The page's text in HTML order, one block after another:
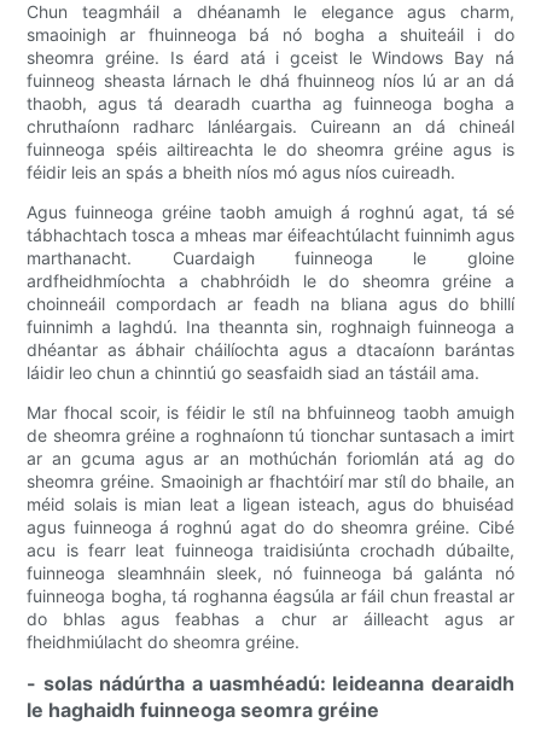
Chun teagmháil a dhéanamh le elegance agus charm,
smaoinigh ar fhuinneoga bá nó bogha a shuiteáil i do
sheomra gréine. Is éard atá i gceist le Windows Bay ná
fuinneog sheasta lárnach le dhá fhuinneog níos lú ar an dá
thaobh, agus tá dearadh cuartha ag fuinneoga bogha a
chruthaíonn radharc lánléargais. Cuireann an dá chineál
fuinneoga spéis ailtireachta le do sheomra gréine agus is
féidir leis an spás a bheith níos mó agus níos cuireadh.
Agus fuinneoga gréine taobh amuigh á roghnú agat, tá sé
tábhachtach tosca a mheas mar éifeachtúlacht fuinnimh agus
marthanacht. Cuardaigh fuinneoga le gloine
ardfheidhmíochta a chabhróidh le do sheomra gréine a
choinneáil compordach ar feadh na bliana agus do bhillí
fuinnimh a laghdú. Ina theannta sin, roghnaigh fuinneoga a
dhéantar as ábhair cháilíochta agus a dtacaíonn barántas
láidir leo chun a chinntiú go seasfaidh siad an tástáil ama.
Mar fhocal scoir, is féidir le stíl na bhfuinneog taobh amuigh
de sheomra gréine a roghnaíonn tú tionchar suntasach a imirt
ar an gcuma agus ar an mothúchán foriomlán atá ag do
sheomra gréine. Smaoinigh ar fhachtóirí mar stíl do bhaile, an
méid solais is mian leat a ligean isteach, agus do bhuiséad
agus fuinneoga á roghnú agat do do sheomra gréine. Cibé
acu is fearr leat fuinneoga traidisiúnta crochadh dúbailte,
fuinneoga sleamhnáin sleek, nó fuinneoga bá galánta nó
fuinneoga bogha, tá roghanna éagsúla ar fáil chun freastal ar
do bhlas agus feabhas a chur ar áilleacht agus ar
fheidhmiúlacht do sheomra gréine.
- solas nádúrtha a uasmhéadú: leideanna dearaidh
le haghaidh fuinneoga seomra gréine